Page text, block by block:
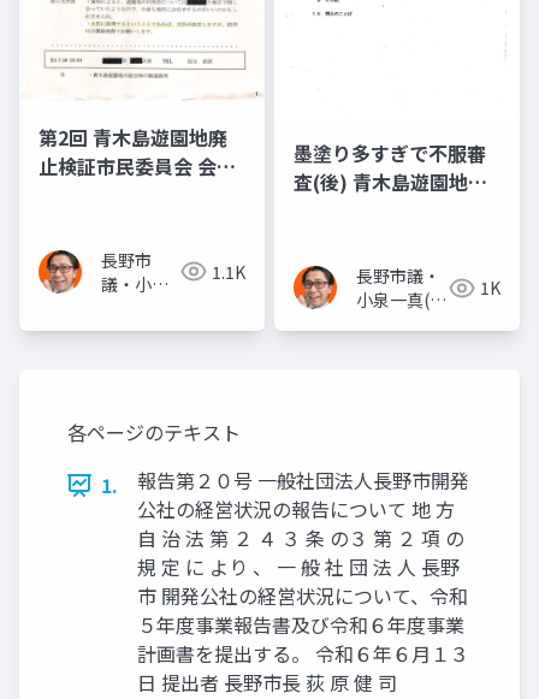
第2回 青木島遊園地廃
止検証市民委員会 会議
長野市
議・小泉
パー無所
1.1K
墨塗り多すぎで不服審
査(後) 青木島遊園地廃
長野市議・
小泉一真(ス
1K
各ページのテキスト
1.
報告第２０号 一般社団法人長野市開発
公社の経営状況の報告について 地 方
自 治 法 第 ２ ４ ３ 条 の３ 第 ２ 項 の
規 定 に より 、 一 般 社 団 法 人 長野
市 開発公社の経営状況について、令和
５年度事業報告書及び令和６年度事業
計画書を提出する。 令和６年６月１３
日 提出者 長野市長 荻 原 健 司